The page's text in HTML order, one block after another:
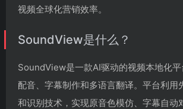
视频全球化营销效率。
SoundView是什么？
SoundView是一款AI驱动的视频本地化
配音、字幕制作和多语言翻译。平台利用
和识别技术，实现原音色模仿、字幕自动